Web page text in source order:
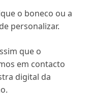
o boneco ou a
personalizar.
que o
em contacto
digital da